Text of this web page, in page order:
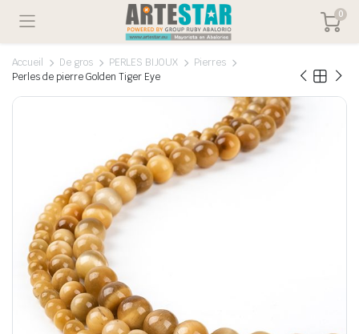
0
Accueil De gros PERLES BIJOUX
Pierres
Perles de pierre Golden Tiger Eye